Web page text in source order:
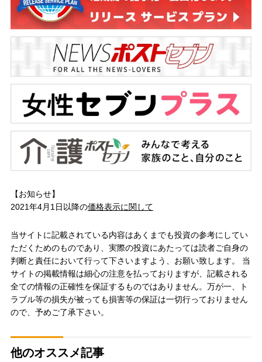
【お知らせ】
2021年4月1日以降の価格表示に関して
当サイトに記載されている内容はあくまでも投資の参考にしてい
ただくためのものであり、実際の投資にあたっては読者ご自身の
判断と責任において行って下さいますよう、お願い致します。 当
サイトの掲載情報は細心の注意を払っておりますが、記載される
全ての情報の正確性を保証するものではありません。万が一、ト
ラブル等の損失が被っても損害等の保証は一切行っておりません
ので、予めご了承下さい。
他のオススメ記事